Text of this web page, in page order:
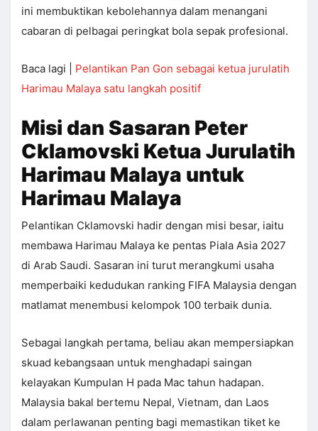
ini membuktikan kebolehannya dalam menangani
cabaran di pelbagai peringkat bola sepak profesional.
Baca lagi | Pelantikan Pan Gon sebagai ketua jurulatih
Harimau Malaya satu langkah positif
Misi dan Sasaran Peter
Cklamovski Ketua Jurulatih
Harimau Malaya untuk
Harimau Malaya
Pelantikan Cklamovski hadir dengan misi besar, iaitu
membawa Harimau Malaya ke pentas Piala Asia 2027
di Arab Saudi. Sasaran ini turut merangkumi usaha
memperbaiki kedudukan ranking FIFA Malaysia dengan
matlamat menembusi kelompok 100 terbaik dunia.
Sebagai langkah pertama, beliau akan mempersiapkan
skuad kebangsaan untuk menghadapi saingan
kelayakan Kumpulan H pada Mac tahun hadapan.
Malaysia bakal bertemu Nepal, Vietnam, dan Laos
dalam perlawanan penting bagi memastikan tiket ke